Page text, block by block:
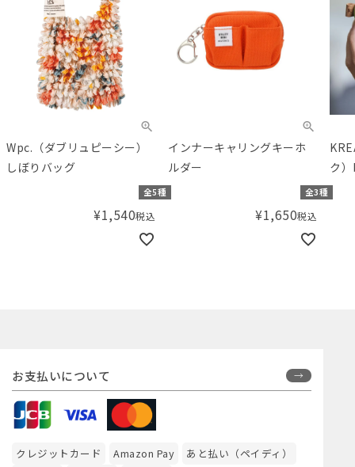
Wpc.（ダブリュピーシー）
しぼりバッグ
全5種
¥1,540税込
インナーキャリングキーホ
ルダー
全3種
¥1,650税込
ク
お支払いについて
クレジットカード Amazon Pay
あと払い（ペイディ）